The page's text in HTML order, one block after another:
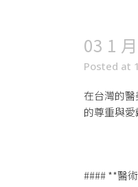
03 1 月
Posted at
在台灣的
的尊重與
#### **醫